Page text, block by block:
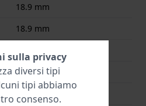
18.9 mm
18.9 mm
Marrone
Fibbia
sulla privacy
diversi tipi
tipi abbiamo
consenso.